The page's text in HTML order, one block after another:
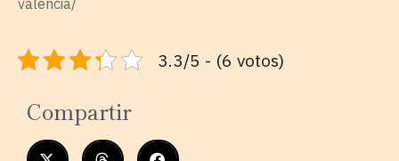
3.3/5 - (6 votos)
Compartir